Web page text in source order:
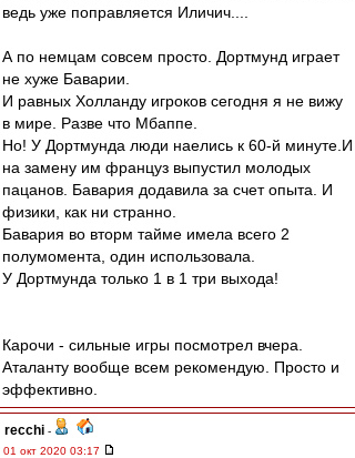
ведь уже поправляется Иличич....
А по немцам совсем просто. Дортмунд играет
не хуже Баварии.
И равных Холланду игроков сегодня я не вижу
в мире. Разве что Мбаппе.
Но! У Дортмунда люди наелись к 60-й минуте.И
на замену им француз выпустил молодых
пацанов. Бавария додавила за счет опыта. И
физики, как ни странно.
Бавария во вторм тайме имела всего 2
полумомента, один использовала.
У Дортмунда только 1 в 1 три выхода!
Карочи - сильные игры посмотрел вчера.
Аталанту вообще всем рекомендую. Просто и
эффективно.
recchi -
01 окт 2020 03:17